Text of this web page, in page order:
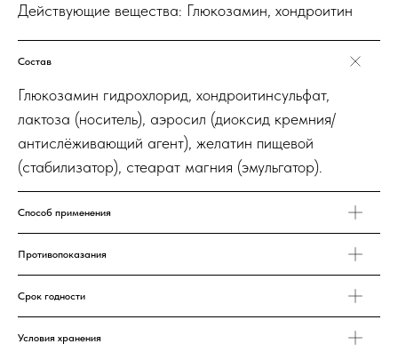
Действующие вещества: Глюкозамин, хондроитин
Состав
Глюкозамин гидрохлорид, хондроитинсульфат,
лактоза (носитель), аэросил (диоксид кремния/
антислёживающий агент), желатин пищевой
(стабилизатор), стеарат магния (эмульгатор).
Способ применения
Противопоказания
Срок годности
Условия хранения